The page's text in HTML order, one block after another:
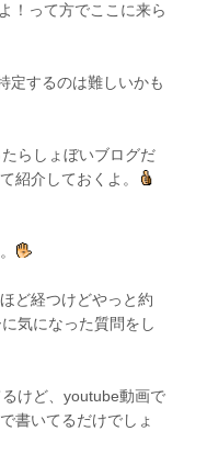
！って方でここに来ら
定するのは難しいかも
らしょぼいブログだ
紹介しておくよ。
ど経つけどやっと約
気になった質問をし
るけど、youtube動画で
書いてるだけでしょ